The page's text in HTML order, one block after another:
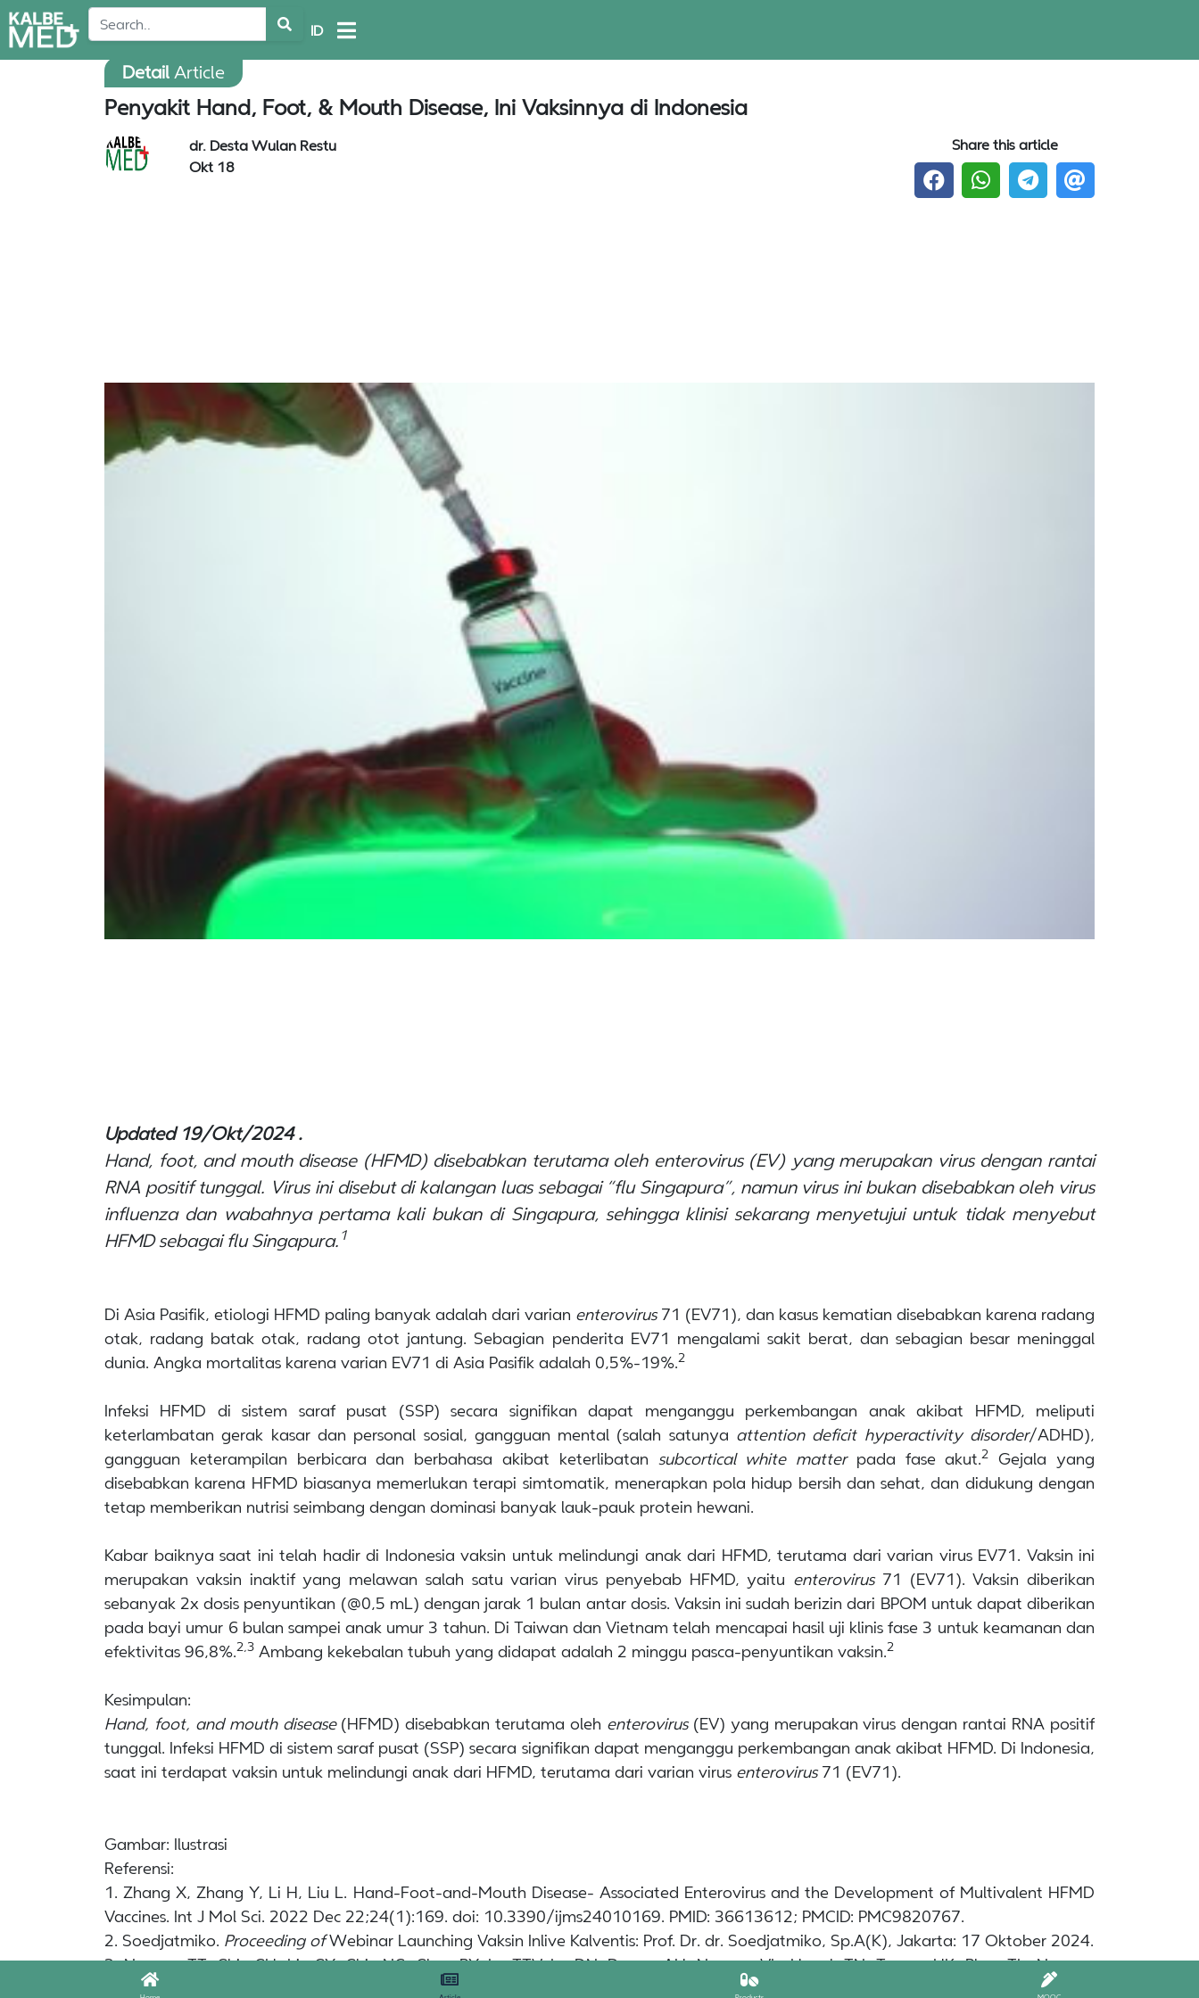
ID
Detail Article
Penyakit Hand, Foot, & Mouth Disease, Ini Vaksinnya di Indonesia
dr. Desta Wulan Restu
Okt 18
Share this article
Updated 19/Okt/2024 .
Hand, foot, and mouth disease (HFMD) disebabkan terutama oleh enterovirus (EV) yang merupakan virus dengan rantai
RNA positif tunggal. Virus ini disebut di kalangan luas sebagai “flu Singapura”, namun virus ini bukan disebabkan oleh virus
influenza dan wabahnya pertama kali bukan di Singapura, sehingga klinisi sekarang menyetujui untuk tidak menyebut
HFMD sebagai flu Singapura. 1
Di Asia Pasifik, etiologi HFMD paling banyak adalah dari varian enterovirus 71 (EV71), dan kasus kematian disebabkan karena radang
otak, radang batak otak, radang otot jantung. Sebagian penderita EV71 mengalami sakit berat, dan sebagian besar meninggal
dunia. Angka mortalitas karena varian EV71 di Asia Pasifik adalah 0,5%-19%.2
Infeksi HFMD di sistem saraf pusat (SSP) secara signifikan dapat menganggu perkembangan anak akibat HFMD, meliputi
keterlambatan gerak kasar dan personal sosial, gangguan mental (salah satunya attention deficit hyperactivity disorder/ADHD),
gangguan keterampilan berbicara dan berbahasa akibat keterlibatan subcortical white matter pada fase akut.2
Gejala yang
disebabkan karena HFMD biasanya memerlukan terapi simtomatik, menerapkan pola hidup bersih dan sehat, dan didukung dengan
tetap memberikan nutrisi seimbang dengan dominasi banyak lauk-pauk protein hewani.
Kabar baiknya saat ini telah hadir di Indonesia vaksin untuk melindungi anak dari HFMD, terutama dari varian virus EV71. Vaksin ini
merupakan vaksin inaktif yang melawan salah satu varian virus penyebab HFMD, yaitu enterovirus 71 (EV71). Vaksin diberikan
sebanyak 2x dosis penyuntikan (@0,5 mL) dengan jarak 1 bulan antar dosis. Vaksin ini sudah berizin dari BPOM untuk dapat diberikan
pada bayi umur 6 bulan sampei anak umur 3 tahun. Di Taiwan dan Vietnam telah mencapai hasil uji klinis fase 3 untuk keamanan dan
efektivitas 96,8%.2,3 Ambang kekebalan tubuh yang didapat adalah 2 minggu pasca-penyuntikan vaksin.2
Kesimpulan:
Hand, foot, and mouth disease (HFMD) disebabkan terutama oleh enterovirus (EV) yang merupakan virus dengan rantai RNA positif
tunggal. Infeksi HFMD di sistem saraf pusat (SSP) secara signifikan dapat menganggu perkembangan anak akibat HFMD. Di Indonesia,
saat ini terdapat vaksin untuk melindungi anak dari HFMD, terutama dari varian virus enterovirus 71 (EV71).
Gambar: Ilustrasi
Referensi:
1. Zhang X, Zhang Y, Li H, Liu L. Hand-Foot-and-Mouth Disease- Associated Enterovirus and the Development of Multivalent HFMD
Vaccines. Int J Mol Sci. 2022 Dec 22;24(1):169. doi: 10.3390/ijms24010169. PMID: 36613612; PMCID: PMC9820767.
2. Soedjatmiko. Proceeding ofWebinar Launching Vaksin Inlive Kalventis: Prof. Dr. dr. Soedjatmiko, Sp.A(K), Jakarta: 17 Oktober 2024.
3. Nguyen TT, Chiu CH, Lin CY, Chiu NC, Chen PY, Le TTV, Le DN, Duong AH, Nguyen VL, Huynh TN, Truong HK, Phan TL, Nguyen
TTT, Shih SR, Huang CG, Weng YJ, Hsieh EF, Chang S, Chen C, Tai IC, Huang LM. Efficacy, safety, and immunogenicity of an